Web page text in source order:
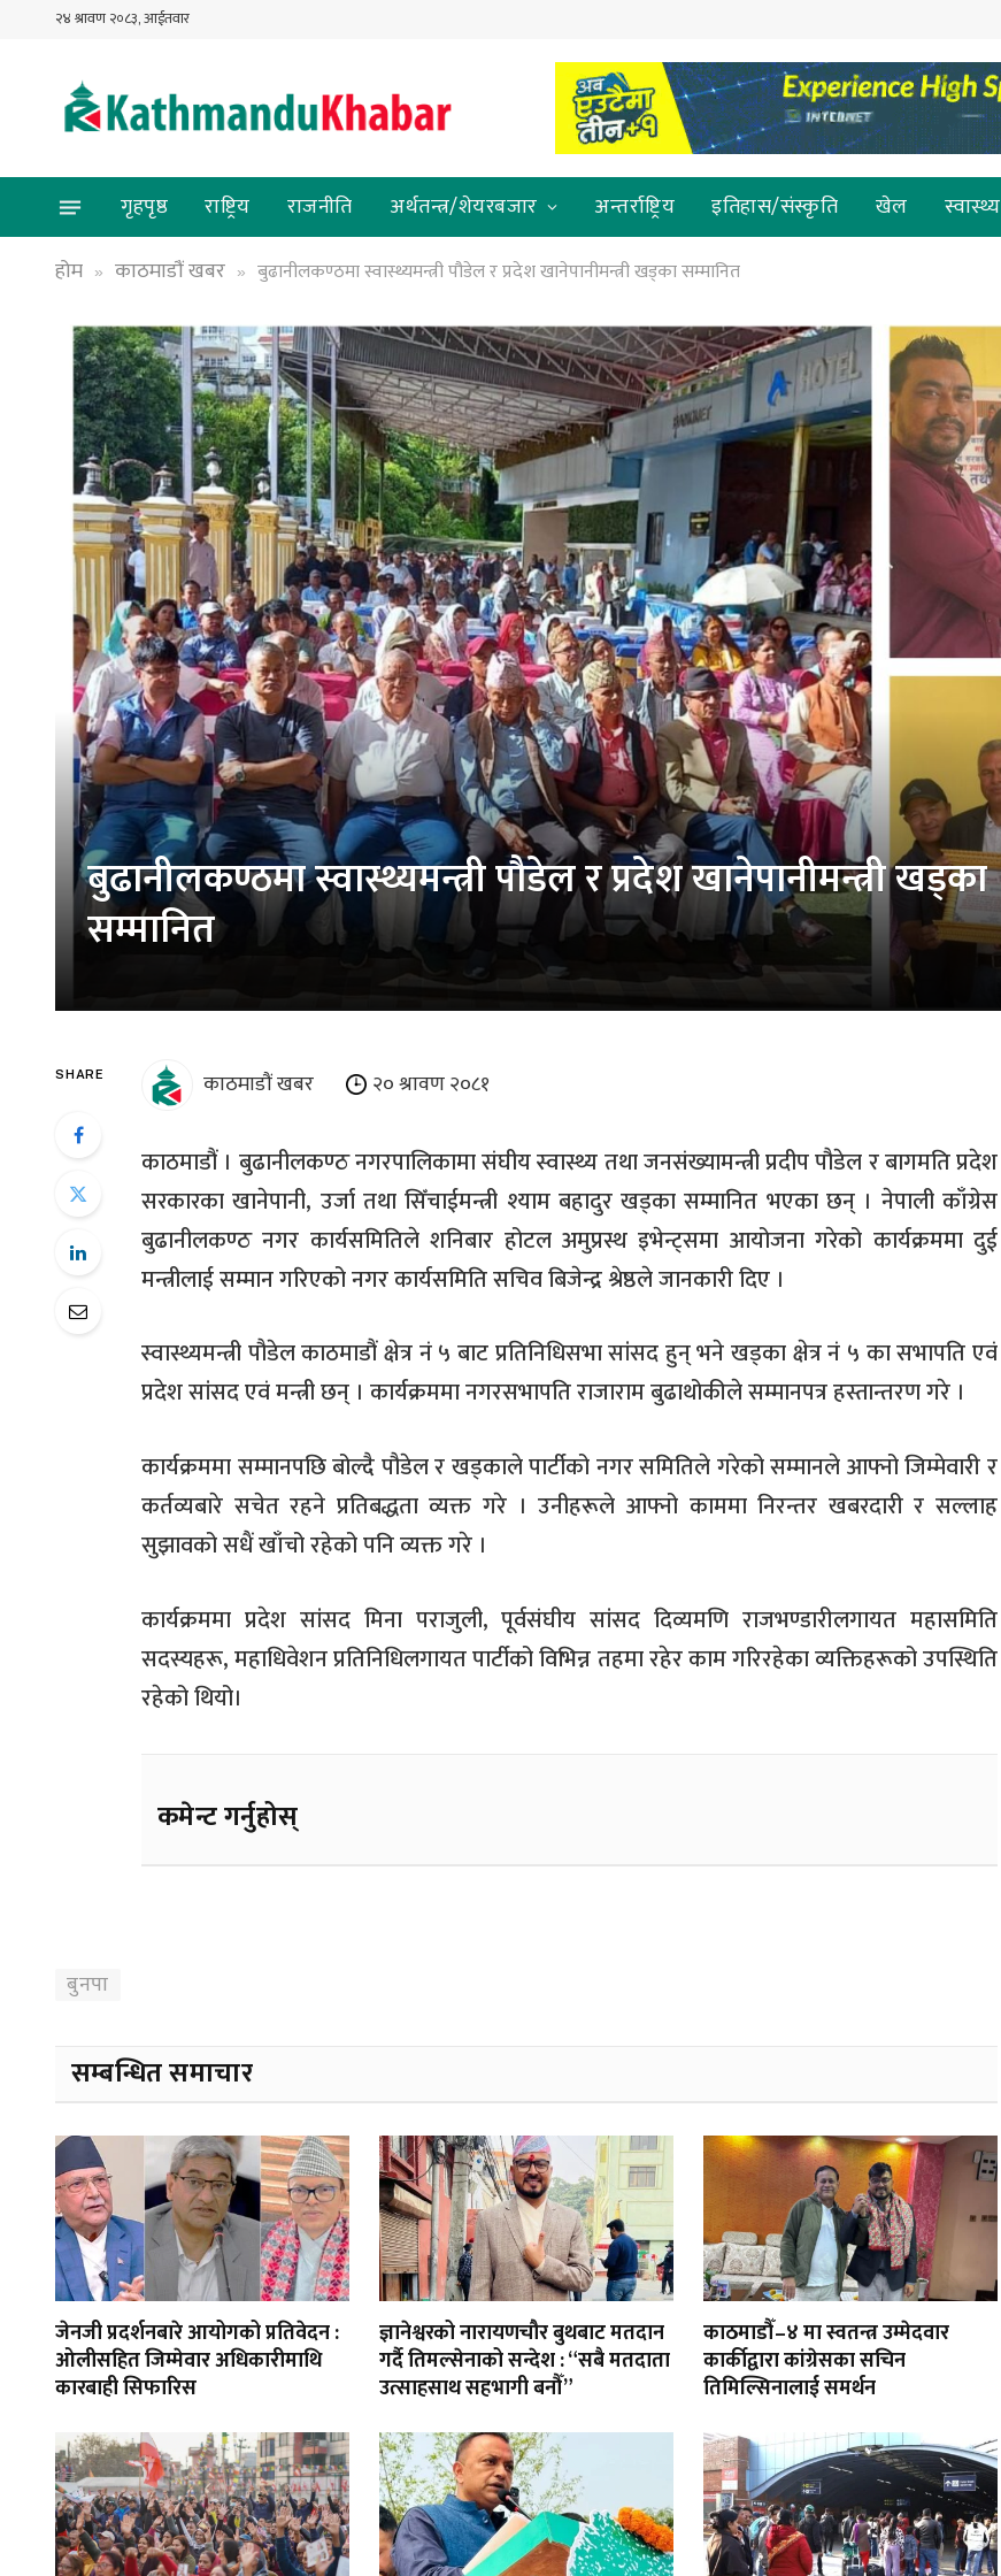
२४ श्रावण २०८३, आईतवार
गृहपृष्ठ राष्ट्रिय राजनीति अर्थतन्त्र/शेयरबजार अन्तर्राष्ट्रिय इतिहास/संस्कृति खेल स्वास्थ्य
होम
» काठमाडौं खबर » बुढानीलकण्ठमा स्वास्थ्यमन्त्री पौडेल र प्रदेश खानेपानीमन्त्री खड्का सम्मानित
बुढानीलकण्ठमा स्वास्थ्यमन्त्री पौडेल र प्रदेश खानेपानीमन्त्री खड्का
सम्मानित
SHARE काठमाडौं खबर २० श्रावण २०८१
काठमाडौं । बुढानीलकण्ठ नगरपालिकामा संघीय स्वास्थ्य तथा जनसंख्यामन्त्री प्रदीप पौडेल र बागमति प्रदेश
सरकारका खानेपानी, उर्जा तथा सिँचाईमन्त्री श्याम बहादुर खड्का सम्मानित भएका छन् । नेपाली काँग्रेस
बुढानीलकण्ठ नगर कार्यसमितिले शनिबार होटल अमुप्रस्थ इभेन्ट्समा आयोजना गरेको कार्यक्रममा दुई
मन्त्रीलाई सम्मान गरिएको नगर कार्यसमिति सचिव बिजेन्द्र श्रेष्ठले जानकारी दिए ।
स्वास्थ्यमन्त्री पौडेल काठमाडौं क्षेत्र नं ५ बाट प्रतिनिधिसभा सांसद हुन् भने खड्का क्षेत्र नं ५ का सभापति एवं
प्रदेश सांसद एवं मन्त्री छन् । कार्यक्रममा नगरसभापति राजाराम बुढाथोकीले सम्मानपत्र हस्तान्तरण गरे ।
कार्यक्रममा सम्मानपछि बोल्दै पौडेल र खड्काले पार्टीको नगर समितिले गरेको सम्मानले आफ्नो जिम्मेवारी र
कर्तव्यबारे सचेत रहने प्रतिबद्धता व्यक्त गरे । उनीहरूले आफ्नो काममा निरन्तर खबरदारी र सल्लाह
सुझावको सधैं खाँचो रहेको पनि व्यक्त गरे ।
कार्यक्रममा प्रदेश सांसद मिना पराजुली, पूर्वसंघीय सांसद दिव्यमणि राजभण्डारीलगायत महासमिति
सदस्यहरू, महाधिवेशन प्रतिनिधिलगायत पार्टीको विभिन्न तहमा रहेर काम गरिरहेका व्यक्तिहरूको उपस्थिति
रहेको थियो।
कमेन्ट गर्नुहोस्
बुनपा
सम्बन्धित समाचार
जेनजी प्रदर्शनबारे आयोगको प्रतिवेदन :
ओलीसहित जिम्मेवार अधिकारीमाथि
कारबाही सिफारिस
ज्ञानेश्वरको नारायणचौर बुथबाट मतदान
गर्दै तिमल्सेनाको सन्देश : “सबै मतदाता
उत्साहसाथ सहभागी बनौँ”
काठमाडौँ–४ मा स्वतन्त्र उम्मेदवार
कार्कीद्वारा कांग्रेसका सचिन
तिमिल्सिनालाई समर्थन